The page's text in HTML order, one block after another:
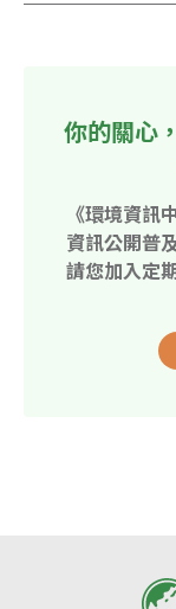
你的關心
《環境資訊
資訊公開普
請您加入定